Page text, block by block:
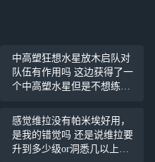
中高塑狂想水星放木启队对
队伍有作用吗 这边获得了一
个中高塑水星但是不想练这
想浪费好像说能塞木启来
着？！
感觉维拉没有帕米埃好用，
是我的错觉吗 还是说维拉要
升到多少级or洞悉几以上才